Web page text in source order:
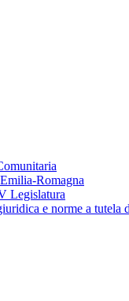
Romagna
Legislatura
e norme a tutela